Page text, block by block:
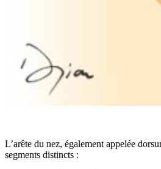
L’arête du nez, également appelée
segments distincts :